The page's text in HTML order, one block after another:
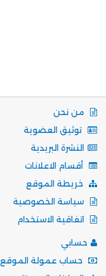
من نحن
توثيق العضوية
النشرة البريدية
أقسام الاعلانات
خريطة الموقع
سياسة الخصوصية
اتفاقية الاستخدام
حسابي
حساب عمولة الموقع